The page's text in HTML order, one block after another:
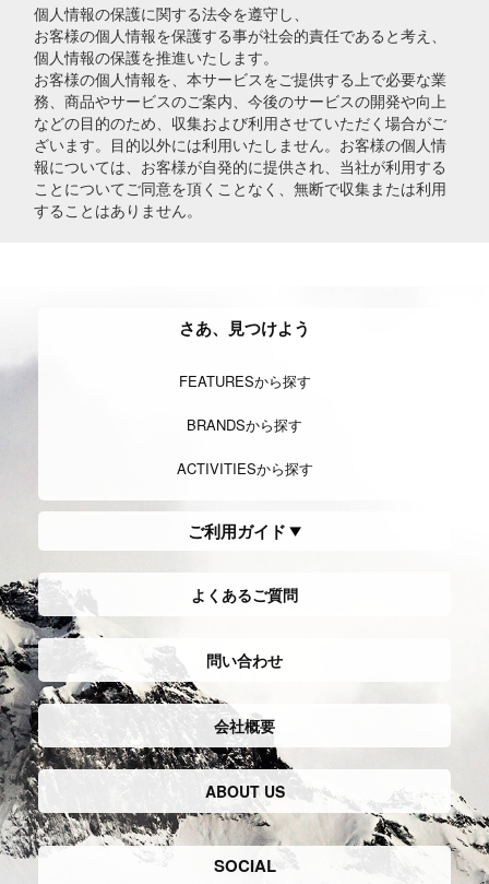
個人情報の保護に関する法令を遵守し、
お客様の個人情報を保護する事が社会的責任であると考え、
個人情報の保護を推進いたします。
お客様の個人情報を、本サービスをご提供する上で必要な業
務、商品やサービスのご案内、今後のサービスの開発や向上
などの目的のため、収集および利用させていただく場合がご
ざいます。目的以外には利用いたしません。お客様の個人情
報については、お客様が自発的に提供され、当社が利用する
ことについてご同意を頂くことなく、無断で収集または利用
することはありません。
さあ、見つけよう
FEATURESから探す
BRANDSから探す
ACTIVITIESから探す
ご利用ガイド
よくあるご質問
問い合わせ
会社概要
ABOUT US
SOCIAL